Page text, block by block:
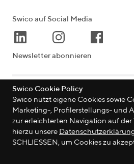
Swico auf Social Media
Newsletter abonnieren
Lagerstrasse 33 8004 Zürich |
©2026 Swico
Swico Cookie Policy
Swico nutzt eigene Cookies sowie
Marketing-, Profilerstellungs- und
zur erleichterten Navigation auf der
hierzu unsere
SCHLIESSEN, um Cookies zu